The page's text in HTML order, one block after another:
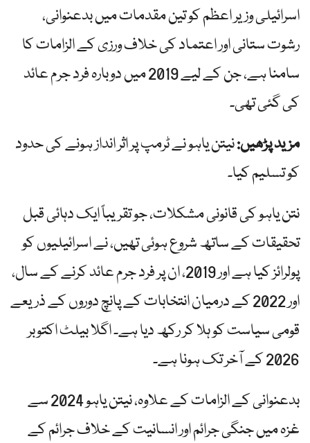
اسرائیلی وزیر اعظم کو تین مقدمات میں بدعنوانی،
رشوت ستانی اور اعتماد کی خلاف ورزی کے الزامات کا
سامنا ہے، جن کے لیے 2019 میں دوبارہ فرد جرم عائد
کی گئی تھی۔
مزید پڑھیں:نیتن یاہو نے ٹرمپ پر اثر انداز ہونے کی حدود
کو تسلیم کیا۔
نتن یاہو کی قانونی مشکلات، جو تقریباً ایک دہائی قبل
تحقیقات کے ساتھ شروع ہوئی تھیں، نے اسرائیلیوں کو
پولرائز کیا ہے اور 2019، ان پر فرد جرم عائد کرنے کے سال،
اور 2022 کے درمیان انتخابات کے پانچ دوروں کے ذریعے
قومی سیاست کو ہلا کر رکھ دیا ہے۔ اگلا بیلٹ اکتوبر
2026 کے آخر تک ہونا ہے۔
بدعنوانی کے الزامات کے علاوہ، نیتن یاہو 2024 سے
غزہ میں جنگی جرائم اور انسانیت کے خلاف جرائم کے